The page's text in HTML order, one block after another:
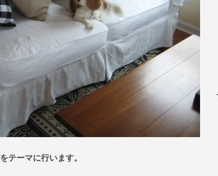
をテーマに行います。